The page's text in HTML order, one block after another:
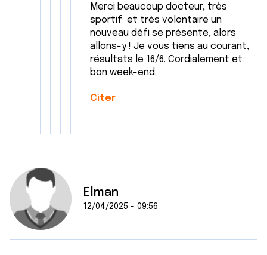
Merci beaucoup docteur, très
sportif et très volontaire un
nouveau défi se présente, alors
allons-y ! Je vous tiens au courant,
résultats le 16/6. Cordialement et
bon week-end.
Citer
Elman
12/04/2025 - 09:56